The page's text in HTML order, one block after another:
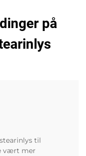
på
til
vært mer